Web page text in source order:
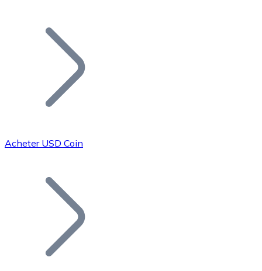
Ajoutez le token de votre projet à notre service
Bitcoin
Acheter USD Coin